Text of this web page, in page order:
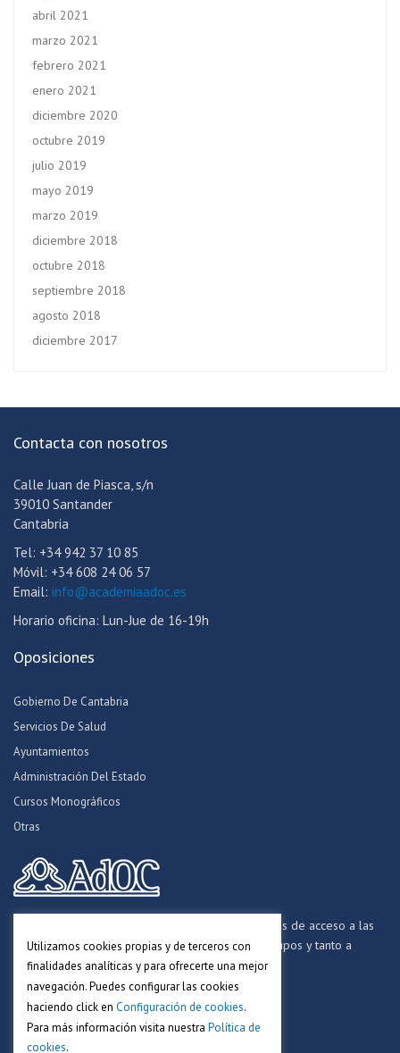
abril 2021
marzo 2021
febrero 2021
enero 2021
diciembre 2020
octubre 2019
julio 2019
mayo 2019
marzo 2019
diciembre 2018
octubre 2018
septiembre 2018
agosto 2018
diciembre 2017
Contacta con nosotros
Calle Juan de Piasca, s/n
39010 Santander
Cantabria
Tel: +34 942 37 10 85
Móvil: +34 608 24 06 57
Email: info@academiaadoc.es
Horario oficina: Lun-Jue de 16-19h
Oposiciones
Gobierno De Cantabria
Servicios De Salud
Ayuntamientos
Administración Del Estado
Cursos Monográficos
Otras
Formamos opositores para los procesos selectivos de acceso a las
distintas Administraciones Públicas, a todos los grupos y tanto a
personal funcionario, laboral y estatutario.
Utilizamos cookies propias y de terceros con
finalidades analíticas y para ofrecerte una mejor
navegación. Puedes configurar las cookies
haciendo click en Configuración de cookies.
Para más información visita nuestra Política de
cookies.